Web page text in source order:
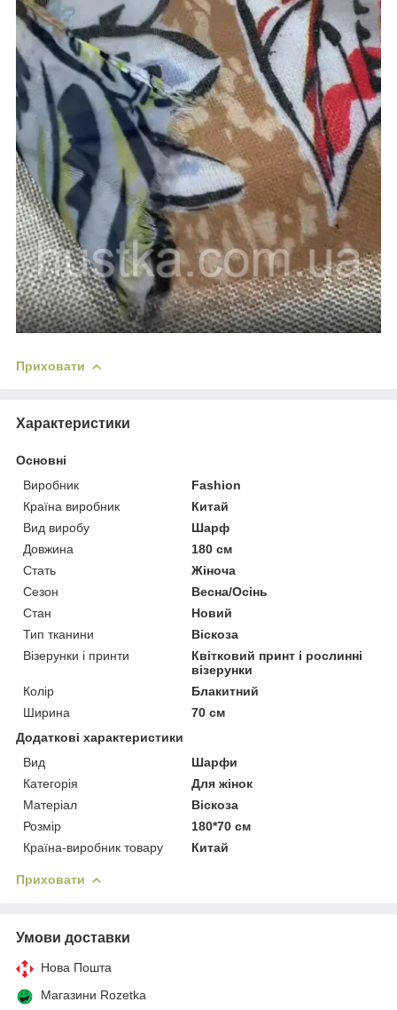
Приховати
Характеристики
Основні
Виробник
Fashion
Країна виробник
Китай
Вид виробу
Шарф
Довжина
180 см
Стать
Жіноча
Сезон
Весна/Осінь
Стан
Новий
Тип тканини
Віскоза
Візерунки і принти
Квітковий принт і рослинні
візерунки
Колір
Блакитний
Ширина
70 см
Додаткові характеристики
Вид
Шарфи
Категорія
Для жінок
Матеріал
Віскоза
Розмір
180*70 см
Країна-виробник товару
Китай
Приховати
Умови доставки
Нова Пошта
Магазини Rozetka